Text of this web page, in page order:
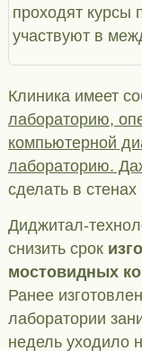
проходят курсы
участвуют в
Клиника имеет
лабораторию,
компьютерной
лабораторию.
сделать в стенах
Диджитал-
снизить срок
мостовидных
Ранее
лаборатории
недель уходило